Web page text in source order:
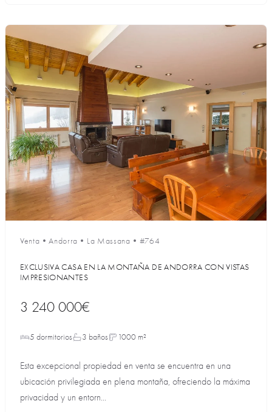
Venta •Andorra • La Massana • #764
EXCLUSIVA CASA EN LA MONTAÑA DE ANDORRA CON VISTAS
IMPRESIONANTES
3 240 000€
5 dormitorios 3 baños 1000 m²
Esta excepcional propiedad en venta se encuentra en una
ubicación privilegiada en plena montaña, ofreciendo la máxima
privacidad y un entorn...